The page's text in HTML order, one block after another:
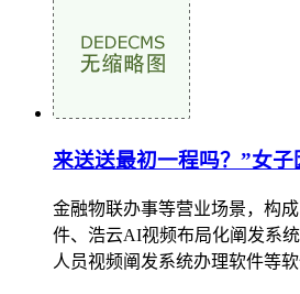
来送送最初一程吗？”女
金融物联办事等营业场景，构
件、浩云AI视频布局化阐发系
人员视频阐发系统办理软件等